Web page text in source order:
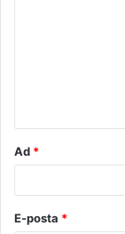
Ad *
E-posta *